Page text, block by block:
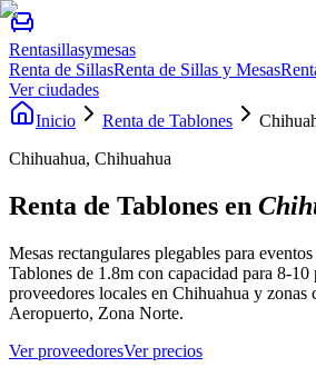
Rentasillasymesas
Renta de SillasRenta de Sillas y Mesas
Ver ciudades
Inicio
Renta de Tablones
Chihuahua, Chihuahua
Renta de Tablones en
Mesas rectangulares plegables para
Tablones de 1.8m con capacidad para 8-10
proveedores locales en Chihuahua y zonas
Aeropuerto, Zona Norte.
Ver proveedoresVer precios